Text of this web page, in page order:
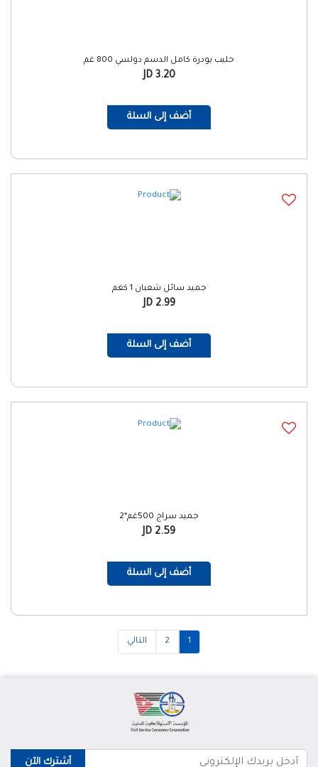
حليب بودرة كامل الدسم دولسي 800 غم
3.20 JD
أضف إلى السلة
جميد سائل شعبان 1 كغم
2.99 JD
أضف إلى السلة
جميد سراج 500غم*2
2.59 JD
أضف إلى السلة
1
2 التالي
أشترك الآن